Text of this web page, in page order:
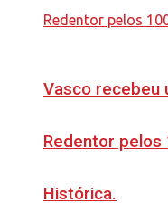
Vasco recebeu
Redentor pelos
Histórica.